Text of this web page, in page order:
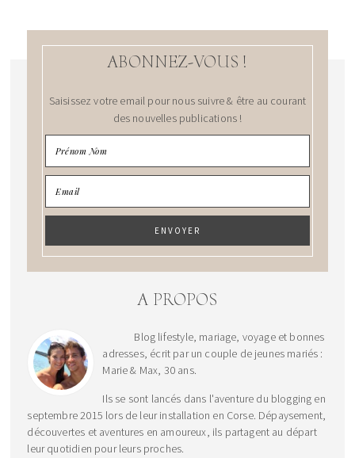
ABONNEZ-VOUS !
Saisissez votre email pour nous suivre & être au courant
des nouvelles publications !
A PROPOS
Blog lifestyle, mariage, voyage et bonnes
adresses, écrit par un couple de jeunes mariés :
Marie & Max, 30 ans.
Ils se sont lancés dans l'aventure du blogging en
septembre 2015 lors de leur installation en Corse. Dépaysement,
découvertes et aventures en amoureux, ils partagent au départ
leur quotidien pour leurs proches.